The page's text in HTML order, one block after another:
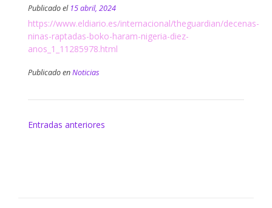
Publicado el 15 abril, 2024
https://www.eldiario.es/internacional/theguardian/decenas-
ninas-raptadas-boko-haram-nigeria-diez-
anos_1_11285978.html
Publicado enNoticias
Navegación
Entradas anteriores